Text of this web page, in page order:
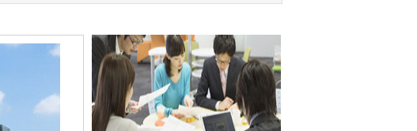
全面推进乡村振兴绘就新图景
中央财政紧急预拨10亿元 支持国家蓄滞洪区受灾群众尽